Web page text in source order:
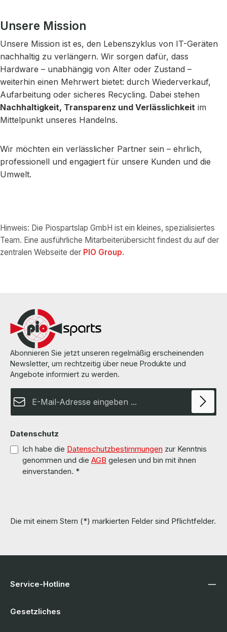
Unsere Mission
Unsere Mission ist es, den Lebenszyklus von IT-Geräten
nachhaltig zu verlängern. Wir sorgen dafür, dass
Hardware – unabhängig von Alter oder Zustand –
weiterhin einen Mehrwert bietet: durch Wiederverkauf,
Aufarbeitung oder sicheres Recycling. Dabei stehen
Nachhaltigkeit, Transparenz und Verlässlichkeit im
Mittelpunkt unseres Handelns.
Wir möchten ein verlässlicher Partner sein – ehrlich,
professionell und engagiert für unsere Kunden und die
Umwelt.
Hinweis: Die Piospartslap GmbH ist ein kleines, spezialisiertes
Team. Eine ausführliche Mitarbeiterübersicht findest du auf der
zentralen Webseite der PIO Group.
Abonnieren Sie jetzt unseren regelmäßig erscheinenden
Newsletter, um rechtzeitig über neue Produkte und
Angebote informiert zu werden.
Datenschutz
Ich habe die Datenschutzbestimmungen zur Kenntnis
genommen und die AGB gelesen und bin mit ihnen
einverstanden. *
Die mit einem Stern (*) markierten Felder sind Pflichtfelder.
Service-Hotline
Gesetzliches